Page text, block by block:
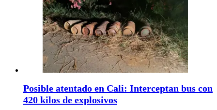
Posible atentado en Cali: Interceptan bus con
420 kilos de explosivos